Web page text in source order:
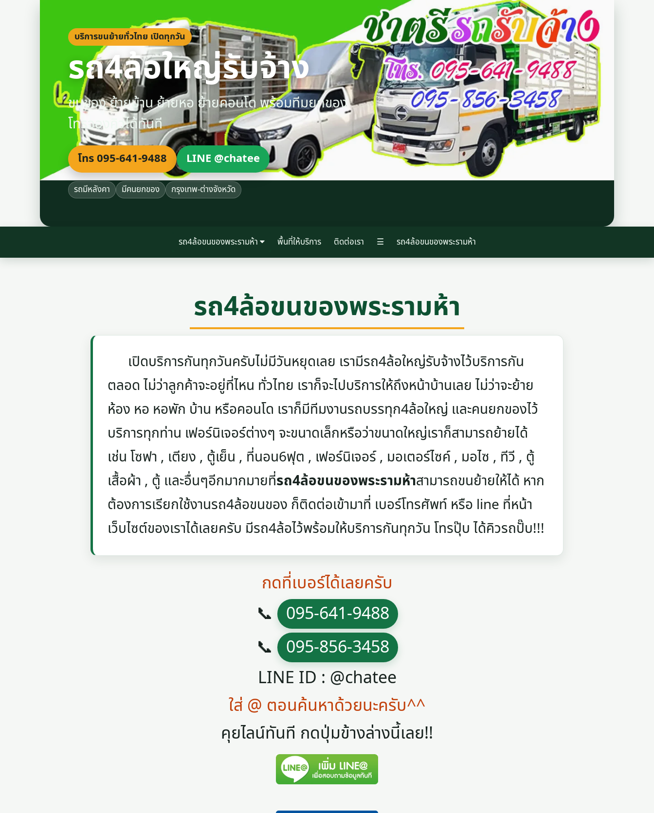
บริการขนย้ายทั่วไทย เปิดทุกวัน
รถ4ล้อใหญ่รับจ้าง
ขนของ ย้ายบ้าน ย้ายหอ ย้ายคอนโด พร้อมทีมยกของ
โทรจองคิวได้ทันที
โทร 095-641-9488 LINE @chatee
รถมีหลังคา มีคนยกของ กรุงเทพ-ต่างจังหวัด
รถ4ล้อขนของพระรามห้า พื้นที่ให้บริการ ติดต่อเรา ☰ รถ4ล้อขนของพระรามห้า
รถ4ล้อขนของพระรามห้า
เปิดบริการกันทุกวันครับไม่มีวันหยุดเลย เรามีรถ4ล้อใหญ่รับจ้างไว้บริการกัน
ตลอด ไม่ว่าลูกค้าจะอยู่ที่ไหน ทั่วไทย เราก็จะไปบริการให้ถึงหน้าบ้านเลย ไม่ว่าจะย้าย
ห้อง หอ หอพัก บ้าน หรือคอนโด เราก็มีทีมงานรถบรรทุก4ล้อใหญ่ และคนยกของไว้
บริการทุกท่าน เฟอร์นิเจอร์ต่างๆ จะขนาดเล็กหรือว่าขนาดใหญ่เราก็สามารถย้ายได้
เช่น โซฟา , เตียง , ตู้เย็น , ที่นอน6ฟุต , เฟอร์นิเจอร์ , มอเตอร์ไซค์ , มอไซ , ทีวี , ตู้
เสื้อผ้า , ตู้ และอื่นๆอีกมากมายที่รถ4ล้อขนของพระรามห้าสามารถขนย้ายให้ได้ หาก
ต้องการเรียกใช้งานรถ4ล้อขนของ ก็ติดต่อเข้ามาที่ เบอร์โทรศัพท์ หรือ line ที่หน้า
เว็บไซต์ของเราได้เลยครับ มีรถ4ล้อไว้พร้อมให้บริการกันทุกวัน โทรปุ๊บ ได้คิวรถปั๊บ!!!
กดที่เบอร์ได้เลยครับ
📞
095-641-9488
📞
095-856-3458
LINE ID : @chatee
ใส่ @ ตอนค้นหาด้วยนะครับ^^
คุยไลน์ทันที กดปุ่มข้างล่างนี้เลย!!